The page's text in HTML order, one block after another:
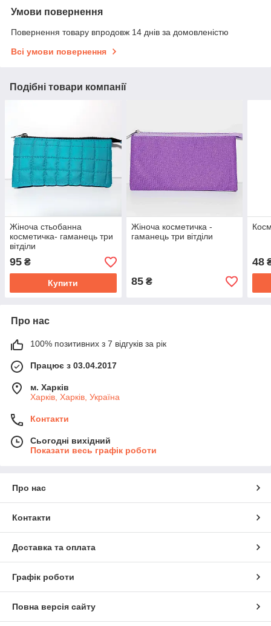
Умови повернення
Повернення товару впродовж 14 днів за домовленістю
Всі умови повернення
Подібні товари компанії
Жіноча стьобанна
косметичка- гаманець три
вітділи
95 ₴
Купити
Жіноча косметичка -
гаманець три вітділи
85₴
48
Про нас
100% позитивних з 7 відгуків за рік
Працює з 03.04.2017
м. Харків
Харків, Харків, Україна
Контакти
Сьогодні вихідний
Показати весь графік роботи
Про нас
Контакти
Доставка та оплата
Графік роботи
Повна версія сайту